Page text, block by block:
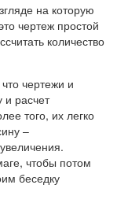
на которую
чертеж простой
количество
чертежи и
и расчет
того, их легко
–
чтобы потом
беседку